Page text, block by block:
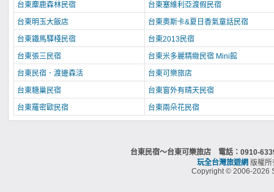
台東麋鹿森林民宿
台東塞維利亞渡假民宿
台東明玉大飯店
台東奧斯卡&夏日香氣童話民宿
台東鐵馬驛棧民宿
台東2013民宿
台東張三民宿
台東米多麗精緻民宿 Mini館
台東民宿．渡邊森活
台東可樂旅店
台東糖巢民宿
台東窗外有晴天民宿
台東羅密歐民宿
台東兩朵花民宿
台東民宿～台東可樂旅店 電話：0910-
玩全台灣旅遊網 版權
Copyright © 2006-2026